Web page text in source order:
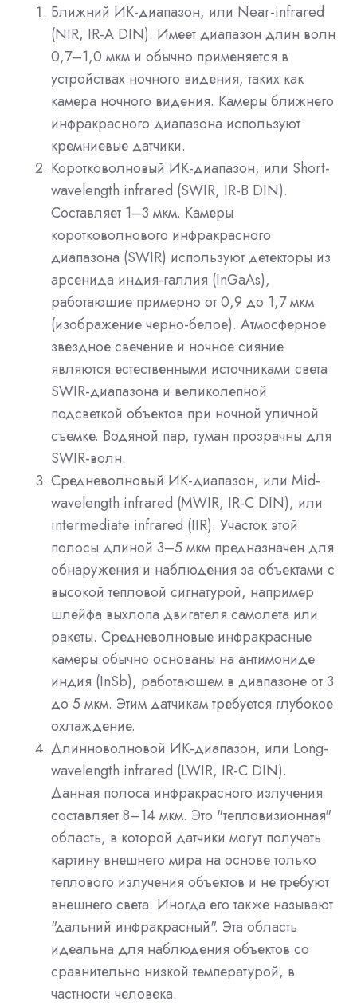
Ближний ИК-диапазон, или Near-infrared
(NIR, IR-A DIN). Имеет диапазон длин волн
0,7–1,0 мкм и обычно применяется в
устройствах ночного видения, таких как
камера ночного видения. Камеры ближнего
инфракрасного диапазона используют
кремниевые датчики.
Коротковолновый ИК-диапазон, или Short-
wavelength infrared (SWIR, IR-B DIN).
Составляет 1–3 мкм. Камеры
коротковолнового инфракрасного
диапазона (SWIR) используют детекторы из
арсенида индия-галлия (InGaAs),
работающие примерно от 0,9 до 1,7 мкм
(изображение черно-белое). Атмосферное
звездное свечение и ночное сияние
являются естественными источниками света
SWIR-диапазона и великолепной
подсветкой объектов при ночной уличной
съемке. Водяной пар, туман прозрачны для
SWIR-волн.
Средневолновый ИК-диапазон, или Mid-
wavelength infrared (MWIR, IR-C DIN), или
intermediate infrared (IIR). Участок этой
полосы длиной 3–5 мкм предназначен для
обнаружения и наблюдения за объектами с
высокой тепловой сигнатурой, например
шлейфа выхлопа двигателя самолета или
ракеты. Средневолновые инфракрасные
камеры обычно основаны на антимониде
индия (InSb), работающем в диапазоне от 3
до 5 мкм. Этим датчикам требуется глубокое
охлаждение.
Длинноволновой ИК-диапазон, или Long-
wavelength infrared (LWIR, IR-C DIN).
Данная полоса инфракрасного излучения
составляет 8–14 мкм. Это "тепловизионная"
область, в которой датчики могут получать
картину внешнего мира на основе только
теплового излучения объектов и не требуют
внешнего света. Иногда его также называют
"дальний инфракрасный". Эта область
идеальна для наблюдения объектов со
сравнительно низкой температурой, в
частности человека.